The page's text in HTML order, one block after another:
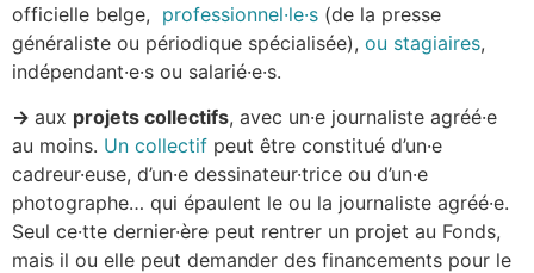
officielle belge, professionnel·le·s (de la presse
généraliste ou périodique spécialisée), ou stagiaires,
indépendant·e·s ou salarié·e·s.
→ aux projets collectifs, avec un·e journaliste agréé·e
au moins. Un collectif peut être constitué d’un·e
cadreur·euse, d’un·e dessinateur·trice ou d’un·e
photographe… qui épaulent le ou la journaliste agréé·e.
Seul ce·tte dernier·ère peut rentrer un projet au Fonds,
mais il ou elle peut demander des financements pour le